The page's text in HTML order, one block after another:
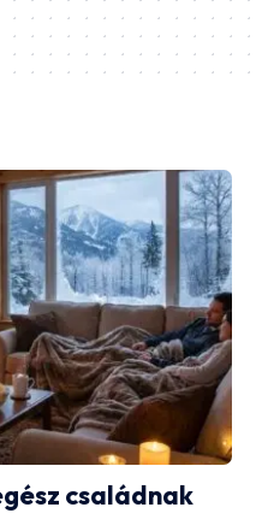
családnak